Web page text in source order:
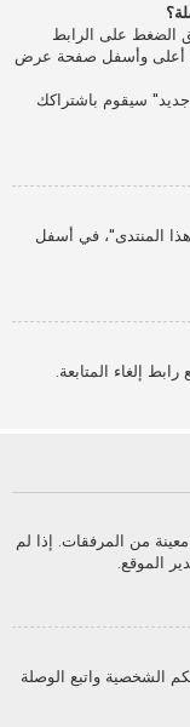
الضغط على الرابط
أعلى وأسفل صفحة عرض
سيقوم باشتراكك
المنتدى"، في أسفل
إلغاء المتابعة.
من المرفقات. إذا لم
الموقع.
الشخصية واتبع الوصلة